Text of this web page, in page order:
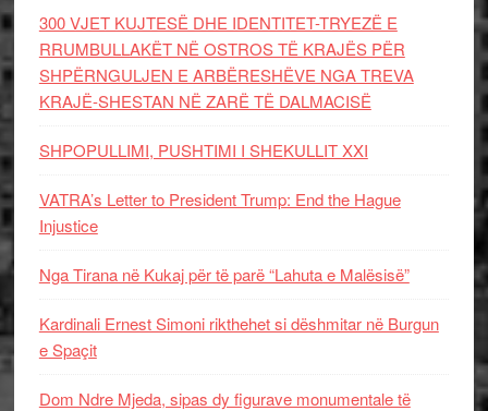
300 VJET KUJTESË DHE IDENTITET-TRYEZË E
RRUMBULLAKËT NË OSTROS TË KRAJËS PËR
SHPËRNGULJEN E ARBËRESHËVE NGA TREVA
KRAJË-SHESTAN NË ZARË TË DALMACISË
SHPOPULLIMI, PUSHTIMI I SHEKULLIT XXI
VATRA’s Letter to President Trump: End the Hague
Injustice
Nga Tirana në Kukaj për të parë “Lahuta e Malësisë”
Kardinali Ernest Simoni rikthehet si dëshmitar në Burgun
e Spaçit
Dom Ndre Mjeda, sipas dy figurave monumentale të